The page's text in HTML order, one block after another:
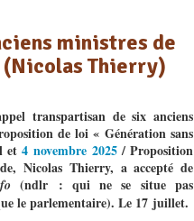
ministres de
(Nicolas Thierry)
transpartisan de six anciens
de loi « Génération sans
et 4 novembre 2025/ Proposition
Nicolas Thierry, a accepté de
(ndlr : qui ne se situe pas
le parlementaire). Le 17 juillet.